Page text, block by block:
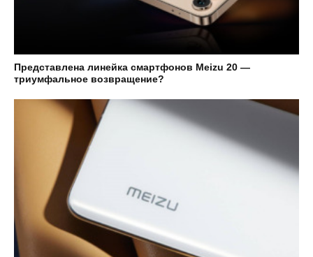
Представлена линейка смартфонов Meizu 20 —
триумфальное возвращение?